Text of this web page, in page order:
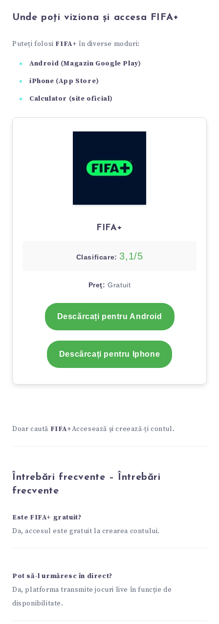
Unde poți viziona și accesa FIFA+
Puteți folosi FIFA+ în diverse moduri:
Android (Magazin Google Play)
iPhone (App Store)
Calculator (site oficial)
FIFA+
Clasificare: 3,1/5
Preţ: Gratuit
Descărcați pentru Android
Descărcați pentru Iphone
Doar caută FIFA+Accesează și creează-ți contul.
Întrebări frecvente – Întrebări
frecvente
Este FIFA+ gratuit?
Da, accesul este gratuit la crearea contului.
Pot să-l urmăresc în direct?
Da, platforma transmite jocuri live în funcție de
disponibilitate.